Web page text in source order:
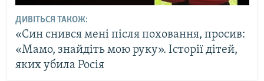
ДИВІТЬСЯ ТАКОЖ:
«Син снився мені після поховання, просив:
«Мамо, знайдіть мою руку». Історії дітей,
яких убила Росія